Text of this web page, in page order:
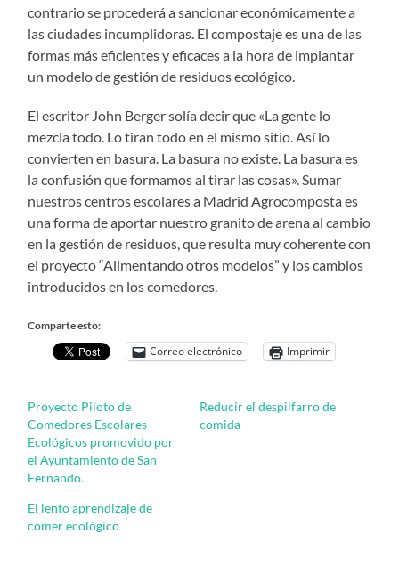
contrario se procederá a sancionar económicamente a
las ciudades incumplidoras. El compostaje es una de las
formas más eficientes y eficaces a la hora de implantar
un modelo de gestión de residuos ecológico.
El escritor John Berger solía decir que «La gente lo
mezcla todo. Lo tiran todo en el mismo sitio. Así lo
convierten en basura. La basura no existe. La basura es
la confusión que formamos al tirar las cosas». Sumar
nuestros centros escolares a Madrid Agrocomposta es
una forma de aportar nuestro granito de arena al cambio
en la gestión de residuos, que resulta muy coherente con
el proyecto “Alimentando otros modelos” y los cambios
introducidos en los comedores.
Comparte esto:
Correo electrónico Imprimir
Proyecto Piloto de
Comedores Escolares
Ecológicos promovido por
el Ayuntamiento de San
Fernando.
Reducir el despilfarro de
comida
El lento aprendizaje de
comer ecológico